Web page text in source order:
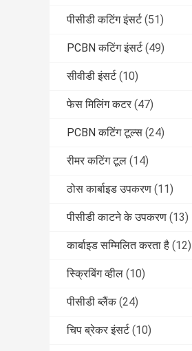
पीसीडी कटिंग इंसर्ट (51)
PCBN कटिंग इंसर्ट (49)
सीवीडी इंसर्ट (10)
फेस मिलिंग कटर (47)
PCBN कटिंग टूल्स (24)
रीमर कटिंग टूल (14)
ठोस कार्बाइड उपकरण (11)
पीसीडी काटने के उपकरण (13)
कार्बाइड सम्मिलित करता है (12)
स्क्रिबिंग व्हील (10)
पीसीडी ब्लैंक (24)
चिप ब्रेकर इंसर्ट (10)